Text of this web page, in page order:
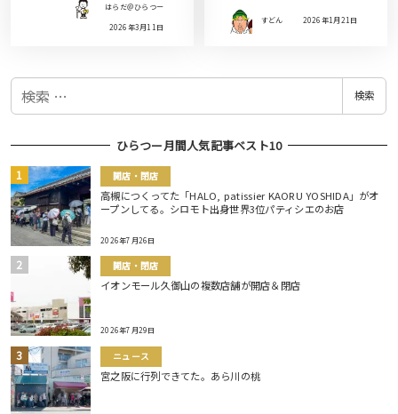
はらだ＠ひらつー
2026年3月11日
すどん 2026年1月21日
検
検索
ひらつー月間人気記事ベスト10
開店・閉店
高槻につくってた「HALO, patissier KAORU YOSHIDA」がオ
ープンしてる。シロモト出身世界3位パティシエのお店
2026年7月26日
開店・閉店
イオンモール久御山の複数店舗が開店＆閉店
2026年7月29日
ニュース
宮之阪に行列できてた。あら川の桃